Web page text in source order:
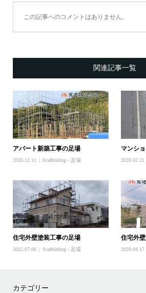
この記事へのコメントはありません。
関連記事一覧
アパート新築工事の足場
2020.12.11 Scaffolding - 足場
マンシ
2020.02.21
住宅外壁塗装工事の足場
2022.07.06 Scaffolding - 足場
住宅外
2020.04.17
カテゴリー